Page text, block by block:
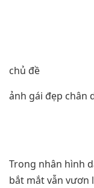
chủ đề
ảnh gái đẹp chân
Trong nhân hình
bắt mắt vẫn